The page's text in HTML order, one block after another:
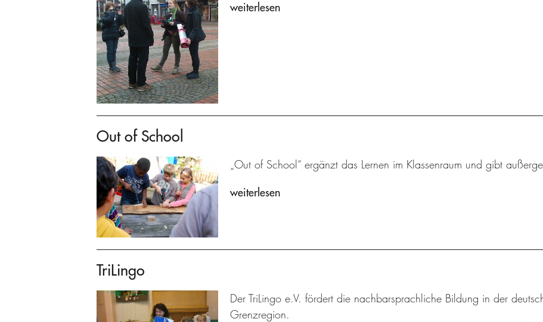
weiterlesen
Out of School
„Out of School“ ergänzt das Lernen im Klassenraum und gibt
weiterlesen
TriLingo
Der TriLingo e.V. fördert die nachbarsprachliche Bildung in der
Grenzregion.